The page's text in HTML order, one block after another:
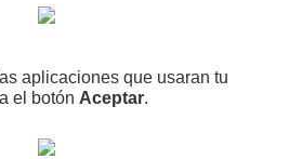
aplicaciones que usaran tu
el botón Aceptar.